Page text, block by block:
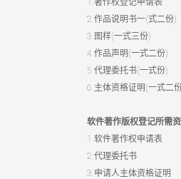
1.著作权登记申请表
2.作品说明书一(式二份)
3.图样(一式三份)
4.作品声明(一式二份)
5.代理委托书(一式份)
6.主体资格证明(一式二
软件著作版权登记所需
1.软件著作权申请表
2.代理委托书
3.申请人主体资格证明